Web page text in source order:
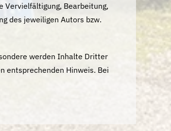
Vervielfältigung, Bearbeitung,
des jeweiligen Autors bzw.
werden Inhalte Dritter
entsprechenden Hinweis. Bei